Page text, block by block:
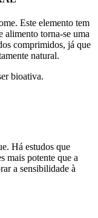
Este elemento tem
alimento torna-se uma
comprimidos, já que
natural.
bioativa.
Há estudos que
mais potente que a
a sensibilidade à